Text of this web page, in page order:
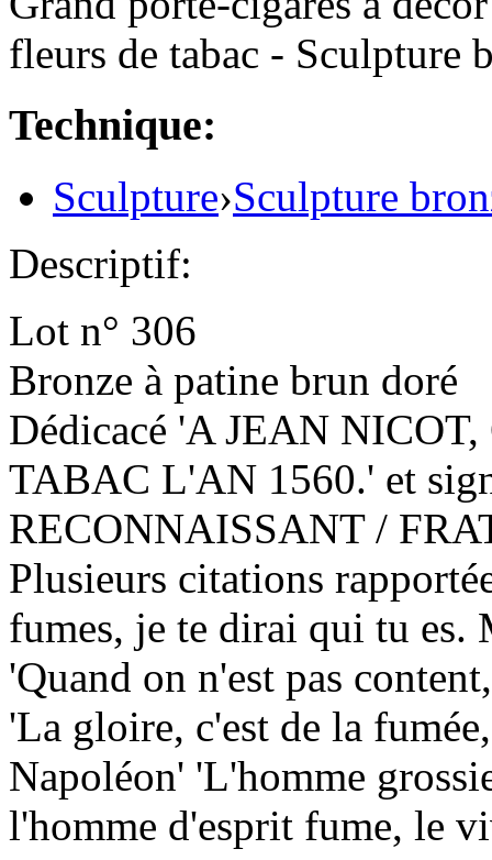
fleurs de tabac - Sculpture
Technique:
Sculpture›Sculpture
Descriptif:
Lot n° 306
Bronze à patine brun doré
Dédicacé 'A JEAN
TABAC L'AN 1560.' et
RECONNAISSANT /
Plusieurs citations
fumes, je te dirai qui tu es.
'Quand on n'est pas
'La gloire, c'est de la
Napoléon' 'L'homme
l'homme d'esprit fume, le